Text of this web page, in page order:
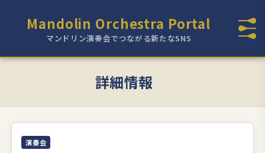
Mandolin Orchestra Portal
マンドリン演奏会でつながる新たなSNS
詳細情報
演奏会